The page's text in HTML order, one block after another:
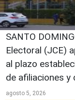
SANTO
Electoral (JCE)
al plazo
de afiliaciones y
agosto 5, 2026